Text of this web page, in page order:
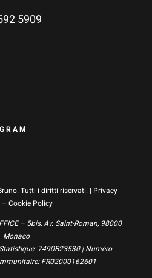
5909
Tutti i diritti riservati. | Privacy
– Cookie Policy
– 5bis, Av. Saint-Roman, 98000
Monaco
7490B23530 | Numéro
FR02000162601